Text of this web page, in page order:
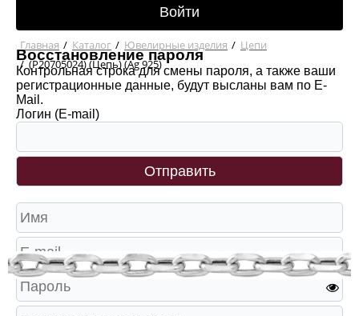
Главная / Каталог / Ювелирные изделия / Цепи
/ (Р20705024) (Цепь) (Ag 925)
Войти
Восстановление пароля
Контрольная строка для смены пароля, а также ваши
регистрационные данные, будут высланы вам по E-
Mail.
Логин (E-mail)